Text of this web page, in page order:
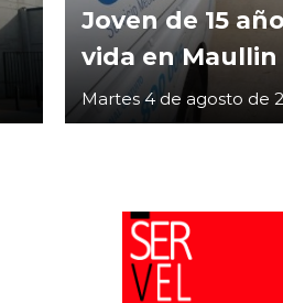
Joven de 15
vida en Maullin
Martes 4 de agosto de